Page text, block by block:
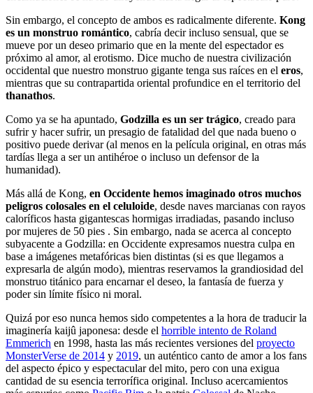
Sin embargo, el concepto de ambos es radicalmente diferente. Kong
es un monstruo romántico, cabría decir incluso sensual, que se
mueve por un deseo primario que en la mente del espectador es
próximo al amor, al erotismo. Dice mucho de nuestra civilización
occidental que nuestro monstruo gigante tenga sus raíces en el eros,
mientras que su contrapartida oriental profundice en el territorio del
thanathos.
Como ya se ha apuntado, Godzilla es un ser trágico, creado para
sufrir y hacer sufrir, un presagio de fatalidad del que nada bueno o
positivo puede derivar (al menos en la película original, en otras más
tardías llega a ser un antihéroe o incluso un defensor de la
humanidad).
Más allá de Kong, en Occidente hemos imaginado otros muchos
peligros colosales en el celuloide, desde naves marcianas con rayos
caloríficos hasta gigantescas hormigas irradiadas, pasando incluso
por mujeres de 50 pies . Sin embargo, nada se acerca al concepto
subyacente a Godzilla: en Occidente expresamos nuestra culpa en
base a imágenes metafóricas bien distintas (si es que llegamos a
expresarla de algún modo), mientras reservamos la grandiosidad del
monstruo titánico para encarnar el deseo, la fantasía de fuerza y
poder sin límite físico ni moral.
Quizá por eso nunca hemos sido competentes a la hora de traducir la
imaginería kaijû japonesa: desde el horrible intento de Roland
Emmerich en 1998, hasta las más recientes versiones del proyecto
MonsterVerse de 2014 y 2019, un auténtico canto de amor a los fans
del aspecto épico y espectacular del mito, pero con una exigua
cantidad de su esencia terrorífica original. Incluso acercamientos